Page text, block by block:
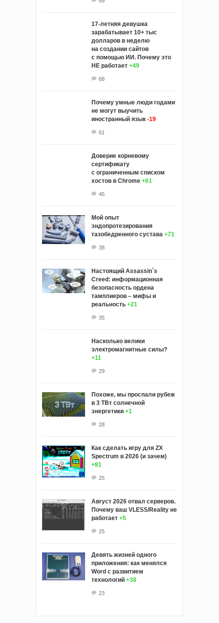
17-летняя девушка
зарабатывает 10+ тыс
долларов в неделю
на создании сайтов
с помощью ИИ. Почему это
НЕ работает +49
68
Почему умные люди годами
не могут выучить
иностранный язык -19
61
Доверие корневому
сертификату
с ограниченным списком
хостов в Chrome +61
45
Мой опыт
эндопротезирования
тазобедренного сустава +71
38
Настоящий Assassin`s
Creed: информационная
безопасность ордена
тамплиеров – мифы и
реальность +21
35
Насколько велики
электромагнитные силы?
+11
29
Похоже, мы проспали рубеж
в 3 ТВт солнечной
энергетики +1
28
Как сделать игру для ZX
Spectrum в 2026 (и зачем)
+81
25
Август 2026 отвал серверов.
Почему ваш VLESS/Reality не
работает +5
25
Девять жизней одного
приложения: как менялся
Word с развитием
технологий +38
23